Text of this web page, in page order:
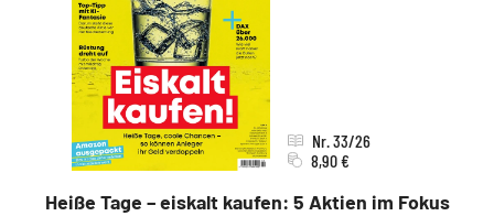
Heiße Tage – eiskalt kaufen: 5 Aktien im Fokus
Nr. 33/26
8,90 €